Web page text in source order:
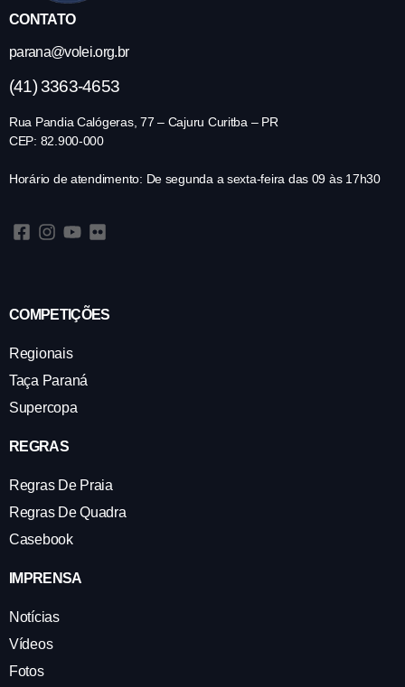
CONTATO
parana@volei.org.br
(41) 3363-4653
Rua Pandia Calógeras, 77 – Cajuru Curitba – PR
CEP: 82.900-000
Horário de atendimento: De segunda a sexta-feira das 09 às 17h30
COMPETIÇÕES
Regionais
Taça Paraná
Supercopa
REGRAS
Regras De Praia
Regras De Quadra
Casebook
IMPRENSA
Notícias
Vídeos
Fotos